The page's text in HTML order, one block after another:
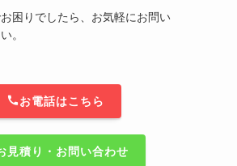
困りでしたら、お気軽にお問い
。
お電話はこちら
見積り・お問い合わせ